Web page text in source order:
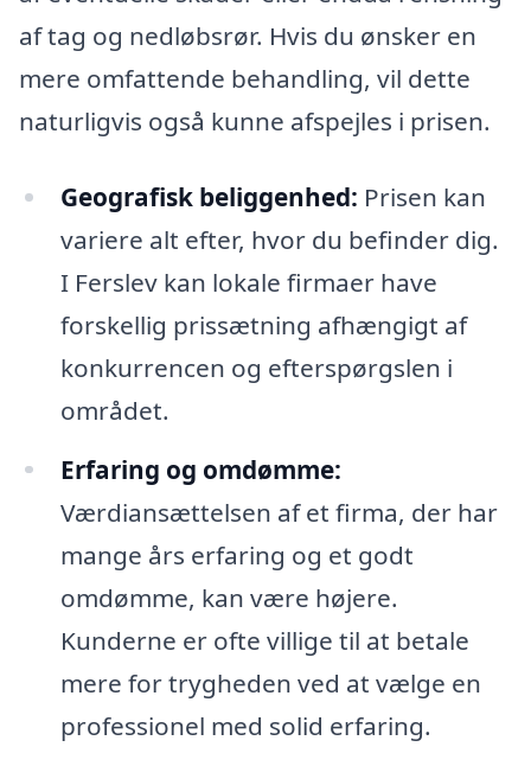
af tag og nedløbsrør. Hvis du ønsker en
mere omfattende behandling, vil dette
naturligvis også kunne afspejles i prisen.
Geografisk beliggenhed: Prisen kan
variere alt efter, hvor du befinder dig.
I Ferslev kan lokale firmaer have
forskellig prissætning afhængigt af
konkurrencen og efterspørgslen i
området.
Erfaring og omdømme:
Værdiansættelsen af et firma, der har
mange års erfaring og et godt
omdømme, kan være højere.
Kunderne er ofte villige til at betale
mere for trygheden ved at vælge en
professionel med solid erfaring.